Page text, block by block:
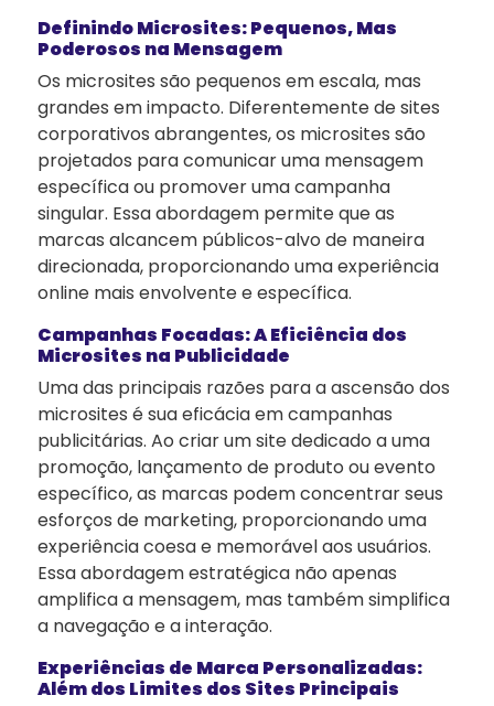
Definindo Microsites: Pequenos, Mas
Poderosos na Mensagem
Os microsites são pequenos em escala, mas
grandes em impacto. Diferentemente de sites
corporativos abrangentes, os microsites são
projetados para comunicar uma mensagem
específica ou promover uma campanha
singular. Essa abordagem permite que as
marcas alcancem públicos-alvo de maneira
direcionada, proporcionando uma experiência
online mais envolvente e específica.
Campanhas Focadas: A Eficiência dos
Microsites na Publicidade
Uma das principais razões para a ascensão dos
microsites é sua eficácia em campanhas
publicitárias. Ao criar um site dedicado a uma
promoção, lançamento de produto ou evento
específico, as marcas podem concentrar seus
esforços de marketing, proporcionando uma
experiência coesa e memorável aos usuários.
Essa abordagem estratégica não apenas
amplifica a mensagem, mas também simplifica
a navegação e a interação.
Experiências de Marca Personalizadas:
Além dos Limites dos Sites Principais